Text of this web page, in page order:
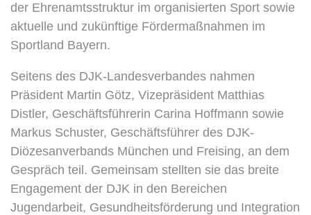
der Ehrenamtsstruktur im organisierten Sport sowie
aktuelle und zukünftige Fördermaßnahmen im
Sportland Bayern.
Seitens des DJK-Landesverbandes nahmen
Präsident Martin Götz, Vizepräsident Matthias
Distler, Geschäftsführerin Carina Hoffmann sowie
Markus Schuster, Geschäftsführer des DJK-
Diözesanverbands München und Freising, an dem
Gespräch teil. Gemeinsam stellten sie das breite
Engagement der DJK in den Bereichen
Jugendarbeit, Gesundheitsförderung und Integration